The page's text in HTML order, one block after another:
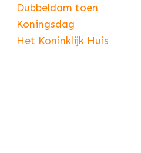
Dubbeldam toen
Koningsdag
Het Koninklijk Huis